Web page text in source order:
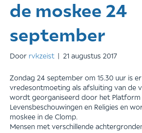
de moskee 24
september
Door rvkzeist | 21 augustus 2017
Zondag 24 september om 15.30 uur is
vredesontmoeting als afsluiting van de
wordt georganiseerd door het
Levensbeschouwingen en Religies en
moskee in de Clomp.
Mensen met verschillende